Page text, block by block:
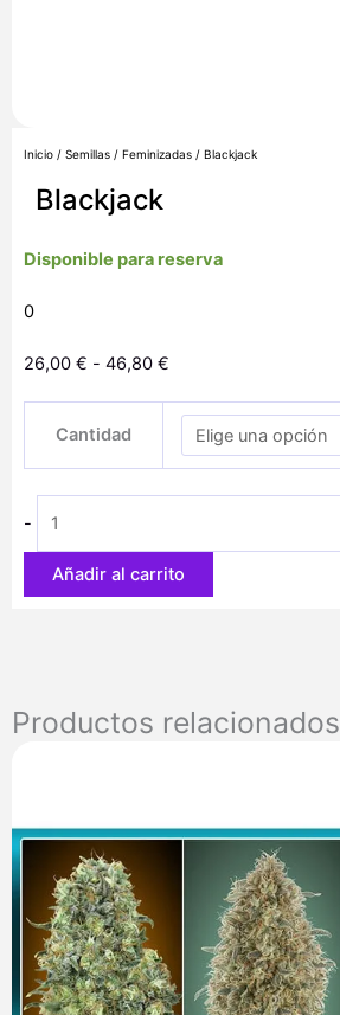
Inicio / Semillas / Feminizadas / Blackjack
Blackjack
Disponible para reserva
0
26,00 € - 46,80 €
precios:
desde
26,00 €
Cantidad
-
cantidad
Añadir al carrito
Productos relacionados